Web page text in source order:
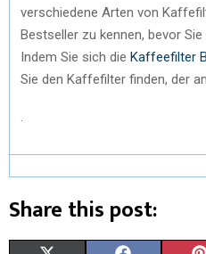
verschiedene Arten von
Bestseller zu kennen, bevor
Indem Sie sich die Kaffeefilter
Sie den Kaffefilter finden, der
Share this post: